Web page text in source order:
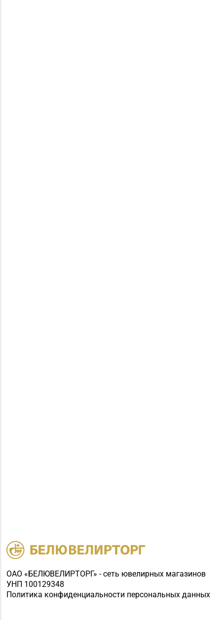
ОАО «БЕЛЮВЕЛИРТОРГ» - сеть ювелирных магазинов
УНП 100129348
Политика конфиденциальности персональных данных